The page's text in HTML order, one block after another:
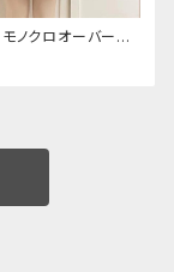
モノクロオーバーサ
ーカー